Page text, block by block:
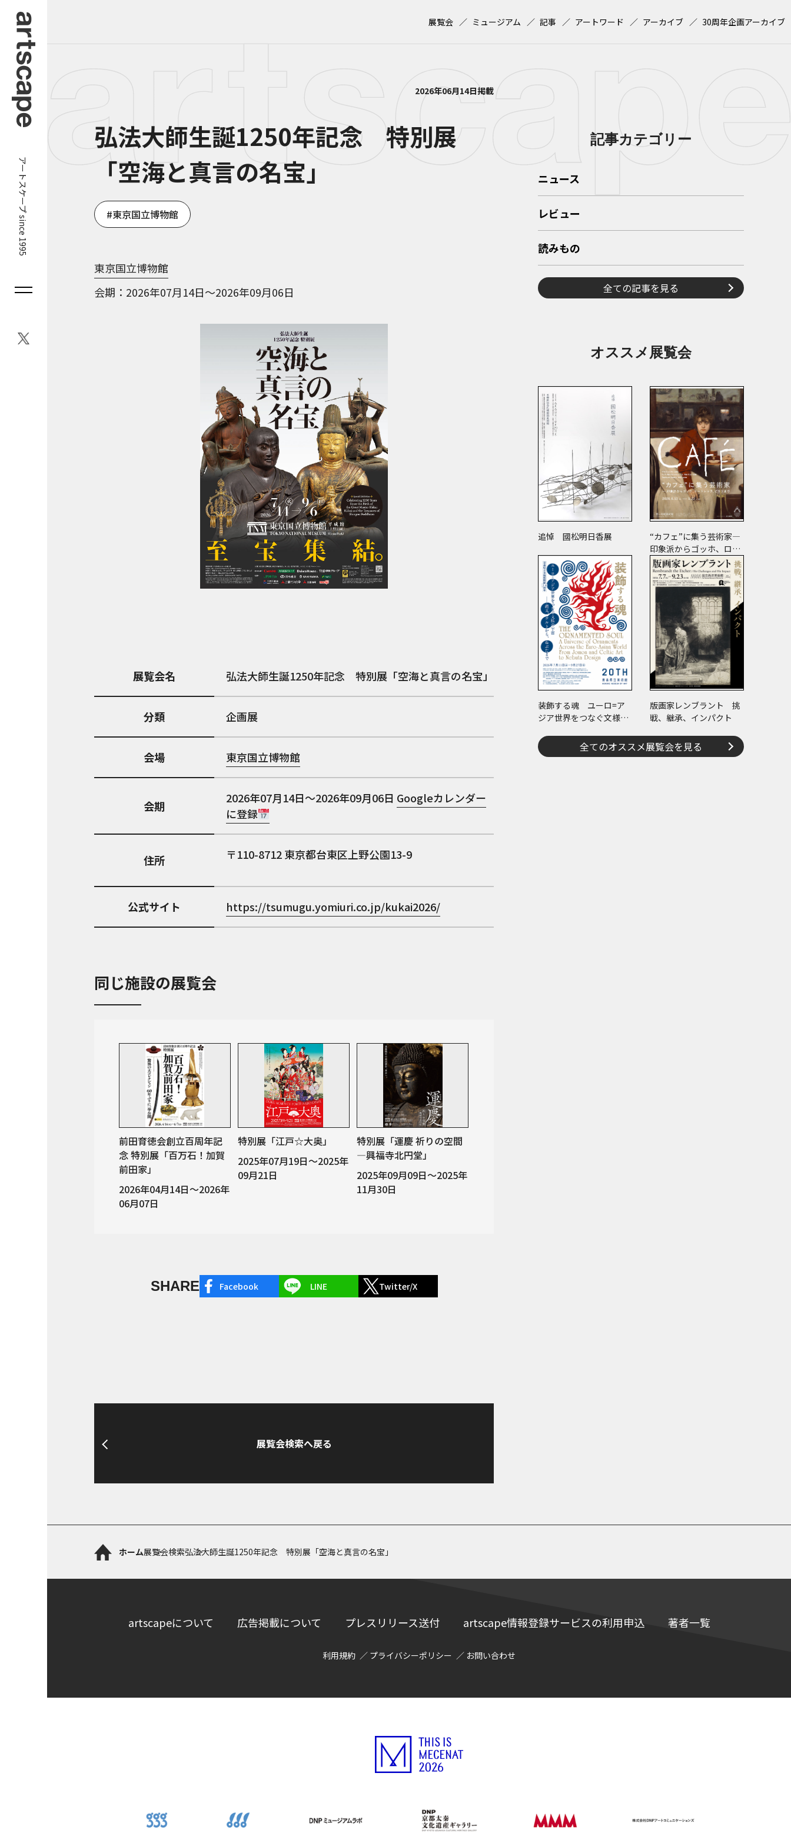
アートスケープ since 1995
展覧会 ミュージアム 記事 アートワード アーカイブ 30周年企画アーカイブ
2026年06月14日掲載
弘法大師生誕1250年記念 特別展
「空海と真言の名宝」
東京国立博物館
東京国立博物館
会期
2026年07月14日～2026年09月06日
展覧会名 弘法大師生誕1250年記念 特別展「空海と真言の名宝」
分類 企画展
会場 東京国立博物館
会期
2026年07月14日～2026年09月06日 Googleカレンダー
に登録
住所 110-8712 東京都台東区上野公園13-9
公式サイト https://tsumugu.yomiuri.co.jp/kukai2026/
同じ施設の展覧会
前田育徳会創立百周年記
念 特別展「百万石！加賀
前田家」
2026年04月14日～2026年
06月07日
特別展「江戸☆大奥」
2025年07月19日～2025年
09月21日
特別展「運慶 祈りの空間
―興福寺北円堂」
2025年09月09日～2025年
11月30日
SHARE Facebook LINE Twitter/X
展覧会検索へ戻る
記事カテゴリー
ニュース
レビュー
読みもの
全ての記事を見る
オススメ展覧会
追悼 國松明日香展
“カフェ”に集う芸術家―
印象派からゴッホ、ロー
トレック、ピカソまで
装飾する魂 ユーロ=ア
ジア世界をつなぐ文様の
ら、ねぶたまで
版画家レンブラント 挑
戦、継承、インパクト
全てのオススメ展覧会を見る
ホーム展覧会検索弘法大師生誕1250年記念 特別展「空海と真言の名宝」
artscapeについて 広告掲載について プレスリリース送付 artscape情報登録サービスの利用申込 著者一覧
利用規約 プライバシーポリシー お問い合わせ